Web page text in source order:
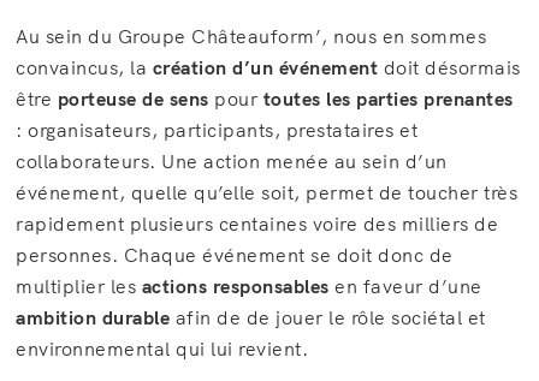
Au sein du Groupe Châteauform’, nous en sommes
convaincus, la création d’un événement doit désormais
être porteuse de sens pour toutes les parties prenantes
: organisateurs, participants, prestataires et
collaborateurs. Une action menée au sein d’un
événement, quelle qu’elle soit, permet de toucher très
rapidement plusieurs centaines voire des milliers de
personnes. Chaque événement se doit donc de
multiplier les actions responsables en faveur d’une
ambition durable afin de de jouer le rôle sociétal et
environnemental qui lui revient.